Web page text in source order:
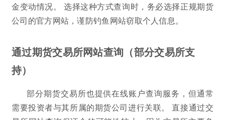
金变动情况。 选择这种方式查询时，务必选择正规期货
公司的官方网站，谨防钓鱼网站窃取个人信息。
通过期货交易所网站查询（部分交易所支
持）
部分期货交易所也提供在线账户查询服务，但通常
需要投资者与其所属的期货公司进行关联。 直接通过交